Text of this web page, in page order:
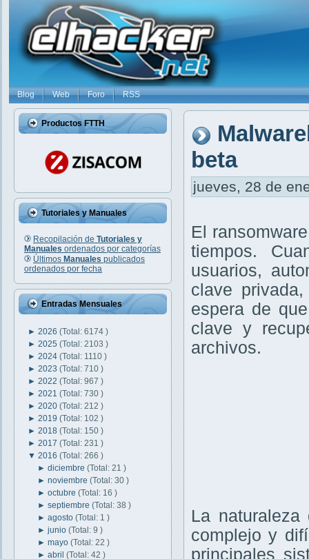
Blog Web Foro RSS
Productos FTTH
Tutoriales y Manuales
Recopilación de Tutoriales y
Manuales ordenados por categorías
Últimos Manuales publicados
ordenados por fecha
Entradas Mensuales
► 2026 (Total: 6174 )
► 2025 (Total: 2103 )
► 2024 (Total: 1110 )
► 2023 (Total: 710 )
► 2022 (Total: 967 )
► 2021 (Total: 730 )
► 2020 (Total: 212 )
► 2019 (Total: 102 )
► 2018 (Total: 150 )
► 2017 (Total: 231 )
▼ 2016 (Total: 266 )
►diciembre(Total: 21 )
►noviembre(Total: 30 )
►octubre(Total: 16 )
►septiembre(Total: 38 )
►agosto(Total: 1 )
►junio(Total: 9 )
►mayo(Total: 22 )
►abril(Total: 42 )
beta
jueves, 28 de
El
tiempos.
usuarios,
clave
espera de
clave y
archivos.
La
complejo y
principales